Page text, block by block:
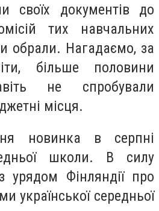
своїх документів до
тих навчальних
обрали. Нагадаємо, за
більше половини
не спробували
місця.
новинка в серпні
школи. В силу
урядом Фінляндії про
української середньої